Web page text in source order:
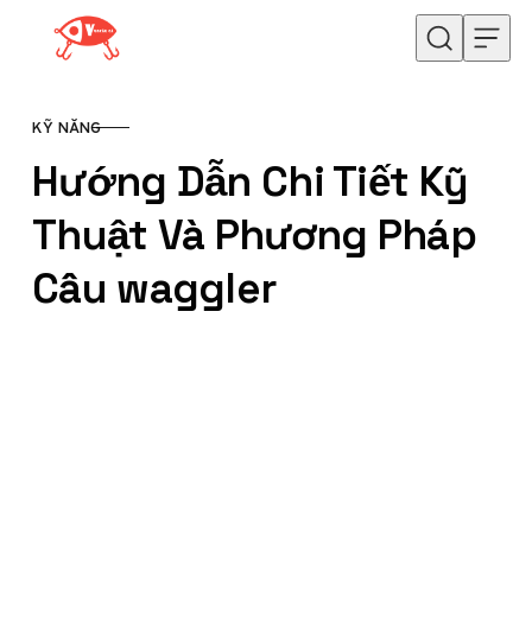
Skip to content
CATEGORY
KỸ NĂNG
Hướng Dẫn Chi Tiết Kỹ
Thuật Và Phương Pháp
Câu waggler